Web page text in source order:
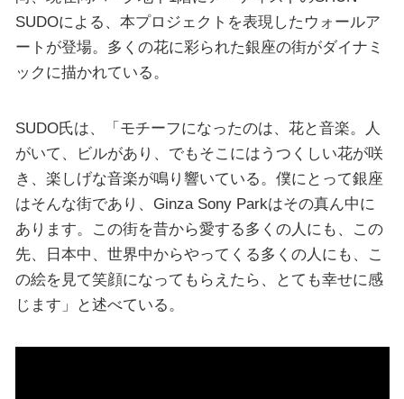
SUDOによる、本プロジェクトを表現したウォールア
ートが登場。多くの花に彩られた銀座の街がダイナミ
ックに描かれている。
SUDO氏は、「モチーフになったのは、花と音楽。人
がいて、ビルがあり、でもそこにはうつくしい花が咲
き、楽しげな音楽が鳴り響いている。僕にとって銀座
はそんな街であり、Ginza Sony Parkはその真ん中に
あります。この街を昔から愛する多くの人にも、この
先、日本中、世界中からやってくる多くの人にも、こ
の絵を見て笑顔になってもらえたら、とても幸せに感
じます」と述べている。